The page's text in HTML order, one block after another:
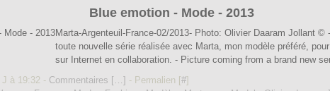
Blue emotion - Mode - 2013
Marta-Argenteuil-France-02/2013- Photo: Olivier Daaram Jollant ©
toute nouvelle série réalisée avec Marta, mon modèle préféré,
sur Internet en collaboration. - Picture coming from a brand new
J à 19:32 - Commentaires [ …] - Permalien [#]